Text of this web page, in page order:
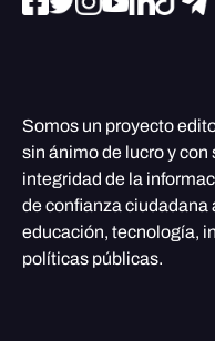
Somos un proyecto
sin ánimo de lucro y
integridad de la
de confianza ciudadana
educación, tecnología,
políticas públicas.